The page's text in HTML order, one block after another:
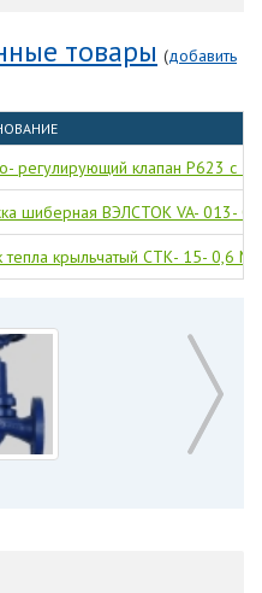
товары (добавить
регулирующий клапан Р623 с
шиберная ВЭЛСТОК VA- 013-
тепла крыльчатый СТК- 15- 0,6 M-